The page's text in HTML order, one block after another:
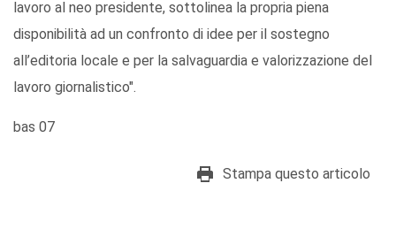
lavoro al neo presidente, sottolinea la propria piena
disponibilità ad un confronto di idee per il sostegno
all’editoria locale e per la salvaguardia e valorizzazione del
lavoro giornalistico".
bas 07
Stampa questo articolo